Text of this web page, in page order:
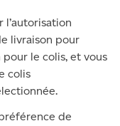
l’autorisation
livraison pour
le colis, et vous
colis
de